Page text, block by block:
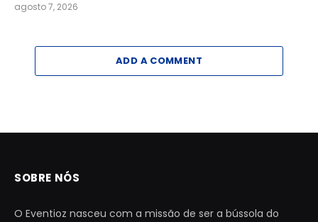
agosto 7, 2026
ADD A COMMENT
SOBRE NÓS
O Eventioz nasceu com a missão de ser a bússola do